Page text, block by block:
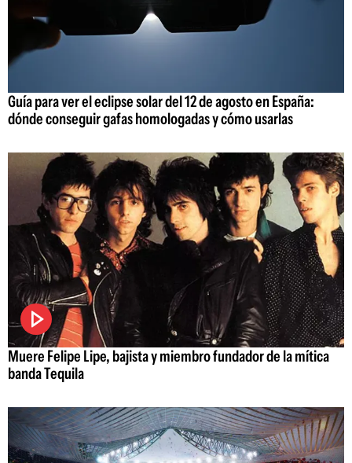
Guía para ver el eclipse solar del 12 de agosto en España:
dónde conseguir gafas homologadas y cómo usarlas
Muere Felipe Lipe, bajista y miembro fundador de la mítica
banda Tequila